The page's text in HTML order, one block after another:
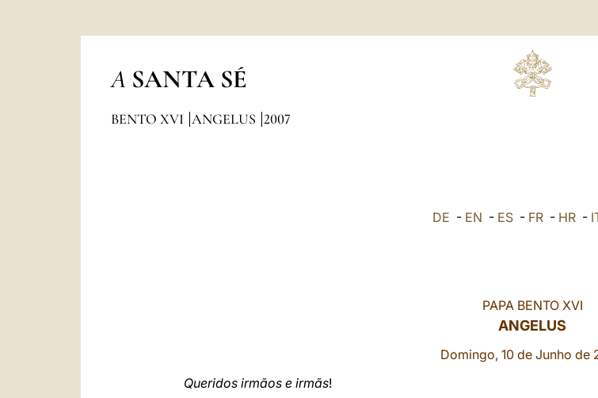
A SANTA SÉ
BENTO XVI ANGELUS 2007
DE - EN - ES- FR- HR-
PAPA BENTO XVI
ANGELUS
Domingo, 10 de Junho de
Queridos irmãos e irmãs!